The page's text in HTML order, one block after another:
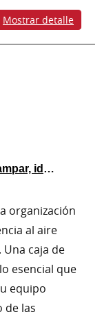
Mostrar detalle
Caja de cocina de aluminio para acampar, ideal para picnics y café al aire libre
organización
al aire
caja de
esencial que
equipo
de las